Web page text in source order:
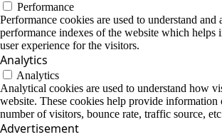
Performance
Performance cookies are used to understand and
performance indexes of the website which helps
user experience for the visitors.
Analytics
Analytics
Analytical cookies are used to understand how
website. These cookies help provide information
number of visitors, bounce rate, traffic source,
Advertisement